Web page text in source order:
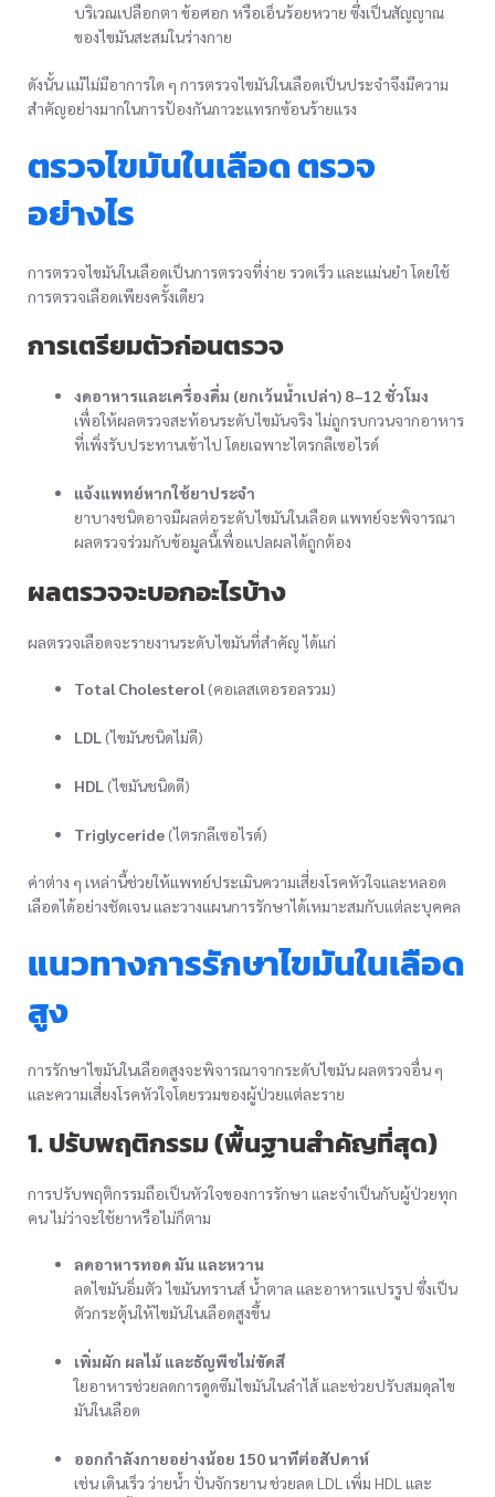
บริเวณเปลือกตา ข้อศอก หรือเอ็นร้อยหวาย ซึ่งเป็นสัญญาณ
ของไขมันสะสมในร่างกาย
ดังนั้น แม้ไม่มีอาการใด ๆ การตรวจไขมันในเลือดเป็นประจำจึงมีความ
สำคัญอย่างมากในการป้องกันภาวะแทรกซ้อนร้ายแรง
ตรวจไขมันในเลือด ตรวจ
อย่างไร
การตรวจไขมันในเลือดเป็นการตรวจที่ง่าย รวดเร็ว และแม่นยำ โดยใช้
การตรวจเลือดเพียงครั้งเดียว
การเตรียมตัวก่อนตรวจ
งดอาหารและเครื่องดื่ม (ยกเว้นน้ำเปล่า) 8–12 ชั่วโมง
เพื่อให้ผลตรวจสะท้อนระดับไขมันจริง ไม่ถูกรบกวนจากอาหาร
ที่เพิ่งรับประทานเข้าไป โดยเฉพาะไตรกลีเซอไรด์
แจ้งแพทย์หากใช้ยาประจำ
ยาบางชนิดอาจมีผลต่อระดับไขมันในเลือด แพทย์จะพิจารณา
ผลตรวจร่วมกับข้อมูลนี้เพื่อแปลผลได้ถูกต้อง
ผลตรวจจะบอกอะไรบ้าง
ผลตรวจเลือดจะรายงานระดับไขมันที่สำคัญ ได้แก่
Total Cholesterol(คอเลสเตอรอลรวม)
LDL(ไขมันชนิดไม่ดี)
HDL(ไขมันชนิดดี)
Triglyceride(ไตรกลีเซอไรด์)
ค่าต่าง ๆ เหล่านี้ช่วยให้แพทย์ประเมินความเสี่ยงโรคหัวใจและหลอด
เลือดได้อย่างชัดเจน และวางแผนการรักษาได้เหมาะสมกับแต่ละบุคคล
แนวทางการรักษาไขมันในเลือด
สูง
การรักษาไขมันในเลือดสูงจะพิจารณาจากระดับไขมัน ผลตรวจอื่น ๆ
และความเสี่ยงโรคหัวใจโดยรวมของผู้ป่วยแต่ละราย
1. ปรับพฤติกรรม (พื้นฐานสำคัญที่สุด)
การปรับพฤติกรรมถือเป็นหัวใจของการรักษา และจำเป็นกับผู้ป่วยทุก
คน ไม่ว่าจะใช้ยาหรือไม่ก็ตาม
ลดอาหารทอด มัน และหวาน
ลดไขมันอิ่มตัว ไขมันทรานส์ น้ำตาล และอาหารแปรรูป ซึ่งเป็น
ตัวกระตุ้นให้ไขมันในเลือดสูงขึ้น
เพิ่มผัก ผลไม้ และธัญพืชไม่ขัดสี
ใยอาหารช่วยลดการดูดซึมไขมันในลำไส้ และช่วยปรับสมดุลไข
มันในเลือด
ออกกำลังกายอย่างน้อย 150 นาทีต่อสัปดาห์
เช่น เดินเร็ว ว่ายน้ำ ปั่นจักรยาน ช่วยลด LDL เพิ่ม HDL และ